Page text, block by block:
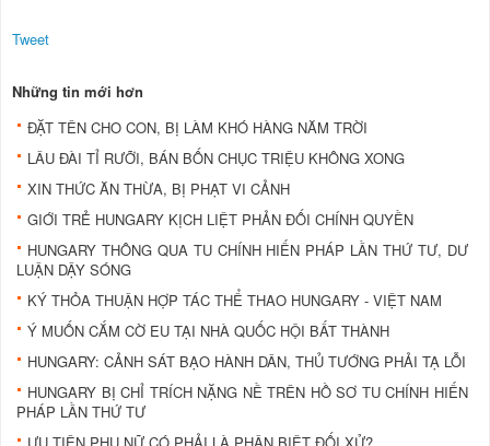
Tweet
Những tin mới hơn
ĐẶT TÊN CHO CON, BỊ LÀM KHÓ HÀNG NĂM TRỜI
LÂU ĐÀI TỈ RƯỠI, BÁN BỐN CHỤC TRIỆU KHÔNG XONG
XIN THỨC ĂN THỪA, BỊ PHẠT VI CẢNH
GIỚI TRẺ HUNGARY KỊCH LIỆT PHẢN ĐỐI CHÍNH QUYỀN
HUNGARY THÔNG QUA TU CHÍNH HIẾN PHÁP LẦN THỨ TƯ, DƯ
LUẬN DẬY SÓNG
KÝ THỎA THUẬN HỢP TÁC THỂ THAO HUNGARY - VIỆT NAM
Ý MUỐN CẮM CỜ EU TẠI NHÀ QUỐC HỘI BẤT THÀNH
HUNGARY: CẢNH SÁT BẠO HÀNH DÂN, THỦ TƯỚNG PHẢI TẠ LỖI
HUNGARY BỊ CHỈ TRÍCH NẶNG NỀ TRÊN HỒ SƠ TU CHÍNH HIẾN
PHÁP LẦN THỨ TƯ